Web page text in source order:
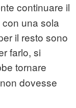
continuare il
una sola
il resto sono
farlo, si
tornare
dovesse